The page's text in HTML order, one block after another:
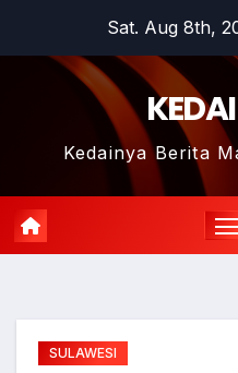
Sat. Aug 8th,
Kedainya Berita
SULAWESI